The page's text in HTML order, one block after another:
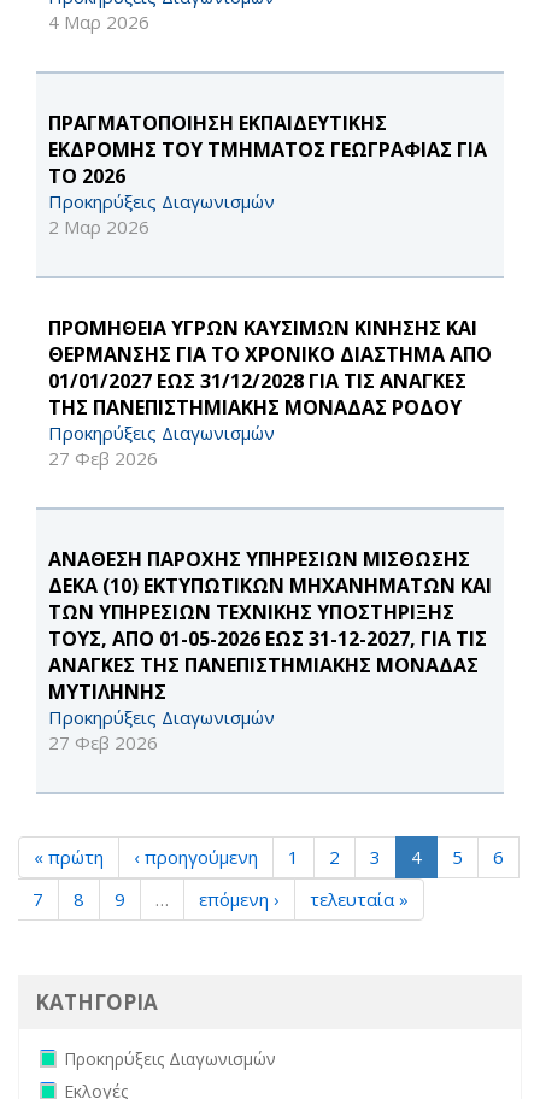
4 Μαρ 2026
ΠΡΑΓΜΑΤΟΠΟΙΗΣΗ ΕΚΠΑΙΔΕΥΤΙΚΗΣ
ΕΚΔΡΟΜΗΣ ΤΟΥ ΤΜΗΜΑΤΟΣ ΓΕΩΓΡΑΦΙΑΣ ΓΙΑ
ΤΟ 2026
Προκηρύξεις Διαγωνισμών
2 Μαρ 2026
ΠΡΟΜΗΘΕΙΑ ΥΓΡΩΝ ΚΑΥΣΙΜΩΝ ΚΙΝΗΣΗΣ ΚΑΙ
ΘΕΡΜΑΝΣΗΣ ΓΙΑ ΤΟ ΧΡΟΝΙΚΟ ΔΙΑΣΤΗΜΑ ΑΠΟ
01/01/2027 ΕΩΣ 31/12/2028 ΓΙΑ ΤΙΣ ΑΝΑΓΚΕΣ
ΤΗΣ ΠΑΝΕΠΙΣΤΗΜΙΑΚΗΣ ΜΟΝΑΔΑΣ ΡΟΔΟΥ
Προκηρύξεις Διαγωνισμών
27 Φεβ 2026
ΑΝΑΘΕΣΗ ΠΑΡΟΧΗΣ ΥΠΗΡΕΣΙΩΝ ΜΙΣΘΩΣΗΣ
ΔΕΚΑ (10) ΕΚΤΥΠΩΤΙΚΩΝ ΜΗΧΑΝΗΜΑΤΩΝ ΚΑΙ
ΤΩΝ ΥΠΗΡΕΣΙΩΝ ΤΕΧΝΙΚΗΣ ΥΠΟΣΤΗΡΙΞΗΣ
ΤΟΥΣ, ΑΠΟ 01-05-2026 ΕΩΣ 31-12-2027, ΓΙΑ ΤΙΣ
ΑΝΑΓΚΕΣ ΤΗΣ ΠΑΝΕΠΙΣΤΗΜΙΑΚΗΣ ΜΟΝΑΔΑΣ
ΜΥΤΙΛΗΝΗΣ
Προκηρύξεις Διαγωνισμών
27 Φεβ 2026
« πρώτη ‹ προηγούμενη 1 2 3 4 5
6
7
8 9 … επόμενη › τελευταία »
ΚΑΤΗΓΟΡΙΑ
Remove Προκηρύξεις Διαγωνισμών filter
Προκηρύξεις Διαγωνισμών
Remove Εκλογές filter
Εκλογές